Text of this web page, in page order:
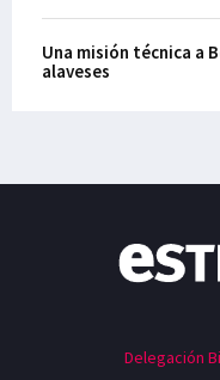
Una misión técnica a
alaveses
Delegación